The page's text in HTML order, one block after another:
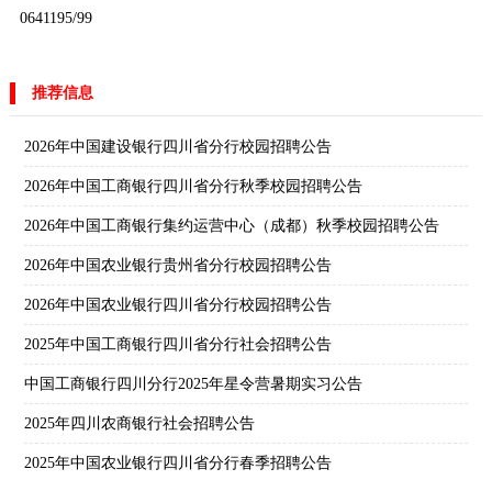
0641195/99
推荐信息
2026年中国建设银行四川省分行校园招聘公告
2026年中国工商银行四川省分行秋季校园招聘公告
2026年中国工商银行集约运营中心（成都）秋季校园招聘公告
2026年中国农业银行贵州省分行校园招聘公告
2026年中国农业银行四川省分行校园招聘公告
2025年中国工商银行四川省分行社会招聘公告
中国工商银行四川分行2025年星令营暑期实习公告
2025年四川农商银行社会招聘公告
2025年中国农业银行四川省分行春季招聘公告